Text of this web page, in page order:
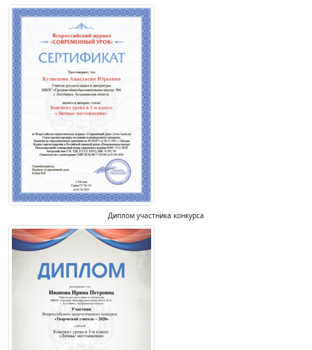
Диплом участника конкурса